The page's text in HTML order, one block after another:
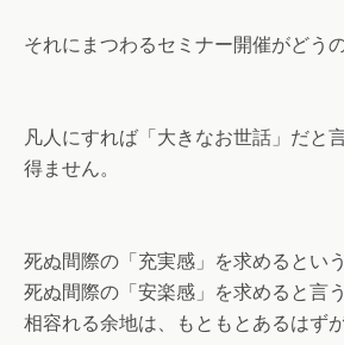
それにまつわるセミナー開催がどう
凡人にすれば「大きなお世話」だと
得ません。
死ぬ間際の「充実感」を求めるとい
死ぬ間際の「安楽感」を求めると言
相容れる余地は、もともとあるはず